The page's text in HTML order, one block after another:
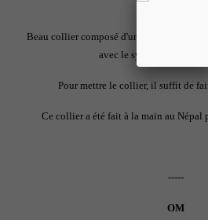
Beau collier composé d'un galon noir et
avec le symbole Om
Pour mettre le collier, il suffit de
Ce collier a été fait à la main au Népal
-----
OM